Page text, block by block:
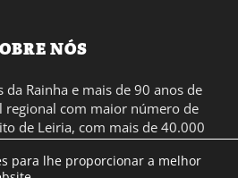
NÓS
da Rainha e mais de 90 anos de
regional com maior número de
de Leiria, com mais de 40.000
e assinatura online.
para lhe proporcionar a melhor